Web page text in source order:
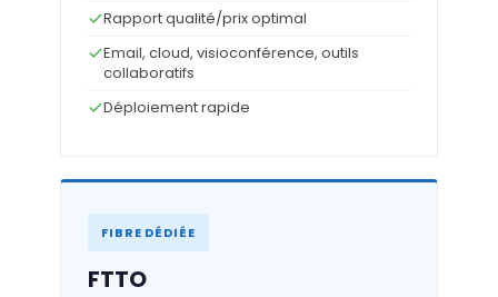
Rapport qualité/prix optimal
Email, cloud, visioconférence, outils
collaboratifs
Déploiement rapide
FIBRE DÉDIÉE
FTTO